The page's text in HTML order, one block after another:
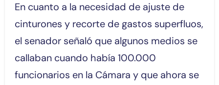
En cuanto a la necesidad de ajuste de
cinturones y recorte de gastos superfluos,
el senador señaló que algunos medios se
callaban cuando había 100.000
funcionarios en la Cámara y que ahora se